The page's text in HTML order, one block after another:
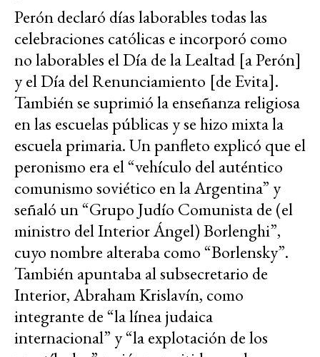
Perón declaró días laborables todas las
celebraciones católicas e incorporó como
no laborables el Día de la Lealtad [a Perón]
y el Día del Renunciamiento [de Evita].
También se suprimió la enseñanza religiosa
en las escuelas públicas y se hizo mixta la
escuela primaria. Un panfleto explicó que el
peronismo era el “vehículo del auténtico
comunismo soviético en la Argentina” y
señaló un “Grupo Judío Comunista de (el
ministro del Interior Ángel) Borlenghi”,
cuyo nombre alteraba como “Borlensky”.
También apuntaba al subsecretario de
Interior, Abraham Krislavín, como
integrante de “la línea judaica
internacional” y “la explotación de los